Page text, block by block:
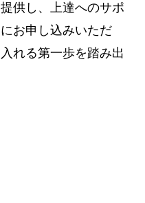
供し、上達へのサポ
お申し込みいただ
れる第一歩を踏み出